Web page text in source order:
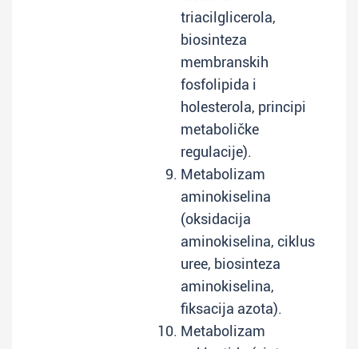
triacilglicerola,
biosinteza
membranskih
fosfolipida i
holesterola, principi
metaboličke
regulacije).
Metabolizam
aminokiselina
(oksidacija
aminokiselina, ciklus
uree, biosinteza
aminokiselina,
fiksacija azota).
Metabolizam